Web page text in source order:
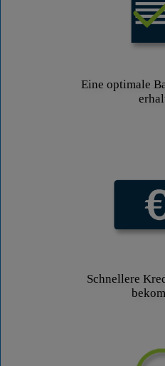
Eine optimale
Schnellere